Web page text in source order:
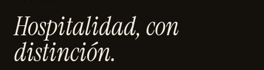
Hospitalidad, con
distinción.